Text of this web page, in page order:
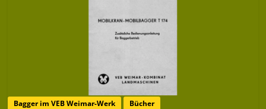
Bagger im VEB Weimar-Werk Bücher